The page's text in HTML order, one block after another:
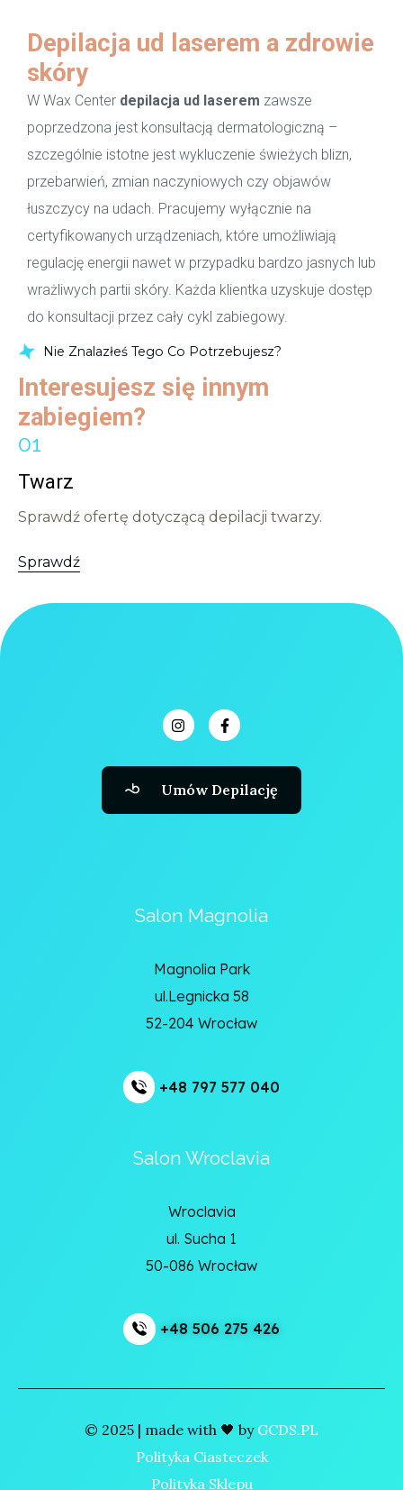
Depilacja ud laserem a zdrowie
skóry
W Wax Center depilacja ud laserem zawsze
poprzedzona jest konsultacją dermatologiczną –
szczególnie istotne jest wykluczenie świeżych blizn,
przebarwień, zmian naczyniowych czy objawów
łuszczycy na udach. Pracujemy wyłącznie na
certyfikowanych urządzeniach, które umożliwiają
regulację energii nawet w przypadku bardzo jasnych lub
wrażliwych partii skóry. Każda klientka uzyskuje dostęp
do konsultacji przez cały cykl zabiegowy.
Nie Znalazłeś Tego Co Potrzebujesz?
Interesujesz się innym
zabiegiem?
Twarz
Sprawdź ofertę dotyczącą depilacji twarzy.
Sprawdź
Umów Depilację
Salon Magnolia
Magnolia Park
ul.Legnicka 58
52-204 Wrocław
+48 797 577 040
Salon Wroclavia
Wroclavia
ul. Sucha 1
50-086 Wrocław
+48 506 275 426
© 2025 | made with 🖤 by GCDS.PL
Polityka Ciasteczek
Polityka Sklepu